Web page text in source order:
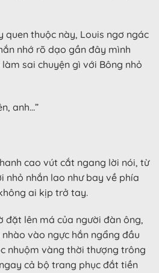
quen thuộc này, Louis ngơ ngác
nhớ rõ dạo gần đây mình
sai chuyện gì với Bông nhỏ
anh…”
cao vút cắt ngang lời nói, từ
nhỏ nhắn lao như bay về phía
ai kịp trở tay.
đặt lên má của người đàn ông,
vào ngực hắn ngẩng đầu
nhuộm vàng thời thượng trông
cả bộ trang phục đắt tiền